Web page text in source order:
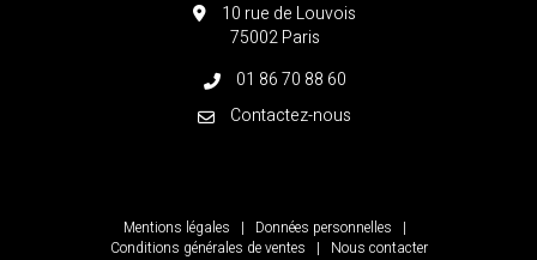
10 rue de Louvois
75002 Paris
01 86 70 88 60
Contactez-nous
Mentions légales | Données personnelles |
Conditions générales de ventes |
Nous contacter